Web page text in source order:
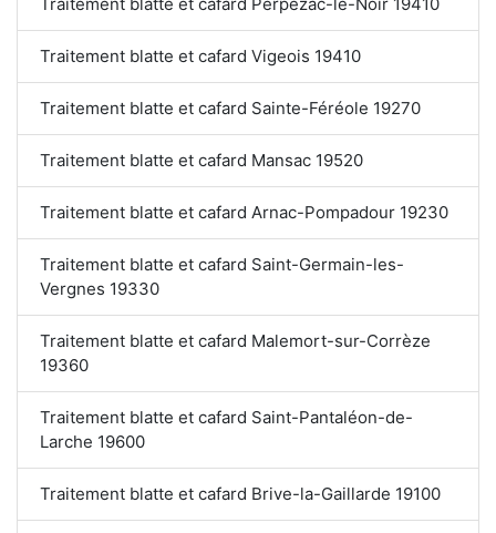
Traitement blatte et cafard Vigeois 19410
Traitement blatte et cafard Sainte-Féréole 19270
Traitement blatte et cafard Mansac 19520
Traitement blatte et cafard Arnac-Pompadour 19230
Traitement blatte et cafard Saint-Germain-les-
Vergnes 19330
Traitement blatte et cafard Malemort-sur-Corrèze
19360
Traitement blatte et cafard Saint-Pantaléon-de-
Larche 19600
Traitement blatte et cafard Brive-la-Gaillarde 19100